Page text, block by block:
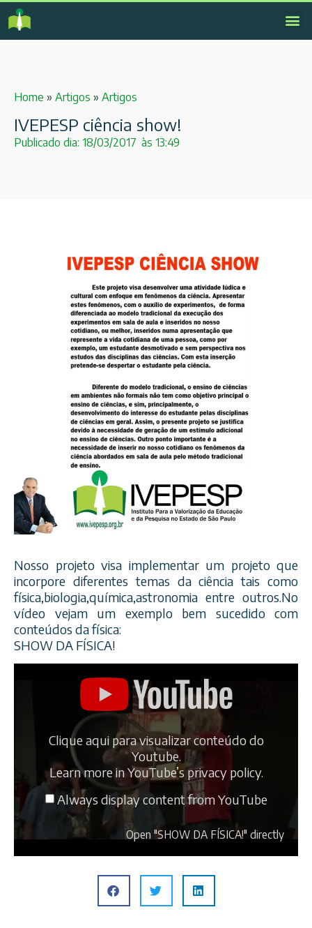
Home » Artigos » Artigos
IVEPESP ciência show!
Publicado dia: 18/03/2017 às 13:49
Nosso projeto visa implementar um projeto que
incorpore diferentes temas da ciência tais como
física,biologia,química,astronomia entre outros.No
vídeo vejam um exemplo bem sucedido com
conteúdos da física:
SHOW DA FÍSICA!
Clique aqui para visualizar conteúdo do
Youtube.
Learn more inYouTube’s privacy policy.
Always display content from YouTube
Open "SHOW DA FÍSICA!" directly